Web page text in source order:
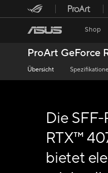
Shop
ProArt GeForce
Übersicht
Die
RTX™
bietet